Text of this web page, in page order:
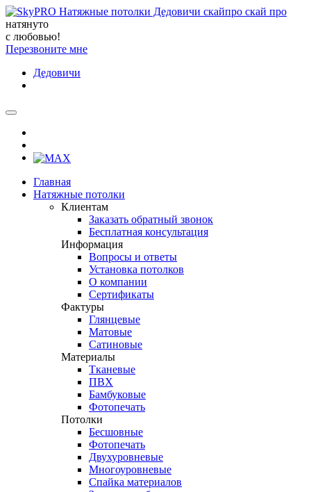
натянуто
с любовью!
Перезвоните мне
Дедовичи
Главная
Натяжные потолки
Клиентам
Заказать обратный звонок
Бесплатная консультация
Информация
Вопросы и ответы
Установка потолков
О компании
Сертификаты
Фактуры
Глянцевые
Матовые
Сатиновые
Материалы
Тканевые
ПВХ
Бамбуковые
Фотопечать
Потолки
Бесшовные
Фотопечать
Двухуровневые
Многоуровневые
Спайка материалов